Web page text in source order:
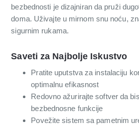
bezbednosti je dizajniran da pruži
doma. Uživajte u mirnom snu noću,
sigurnim rukama.
Saveti za Najbolje Iskustvo
Pratite uputstva za instalaciju
optimalnu efikasnost
Redovno ažurirajte softver da
bezbednosne funkcije
Povežite sistem sa pametnim